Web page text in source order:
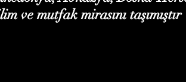
ve mutfak mirasını taşımıştır